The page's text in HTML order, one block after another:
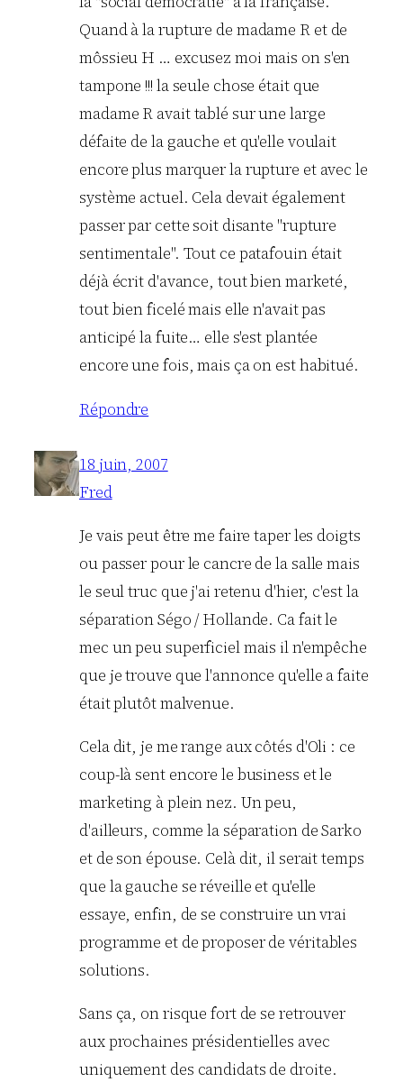
Quand à la rupture de madame R et de
môssieu H … excusez moi mais on s'en
tampone !!! la seule chose était que
madame R avait tablé sur une large
défaite de la gauche et qu'elle voulait
encore plus marquer la rupture et avec le
système actuel. Cela devait également
passer par cette soit disante "rupture
sentimentale". Tout ce patafouin était
déjà écrit d'avance, tout bien marketé,
tout bien ficelé mais elle n'avait pas
anticipé la fuite… elle s'est plantée
encore une fois, mais ça on est habitué.
Répondre
18 juin, 2007
Fred
Je vais peut être me faire taper les doigts
ou passer pour le cancre de la salle mais
le seul truc que j'ai retenu d'hier, c'est la
séparation Ségo / Hollande. Ca fait le
mec un peu superficiel mais il n'empêche
que je trouve que l'annonce qu'elle a faite
était plutôt malvenue.
Cela dit, je me range aux côtés d'Oli : ce
coup-là sent encore le business et le
marketing à plein nez. Un peu,
d'ailleurs, comme la séparation de Sarko
et de son épouse. Celà dit, il serait temps
que la gauche se réveille et qu'elle
essaye, enfin, de se construire un vrai
programme et de proposer de véritables
solutions.
Sans ça, on risque fort de se retrouver
aux prochaines présidentielles avec
uniquement des candidats de droite.